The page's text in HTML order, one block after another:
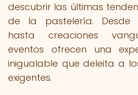
descubrir las últimas
de la pastelería. Desde
hasta creaciones
eventos ofrecen una
inigualable que deleita a
exigentes.